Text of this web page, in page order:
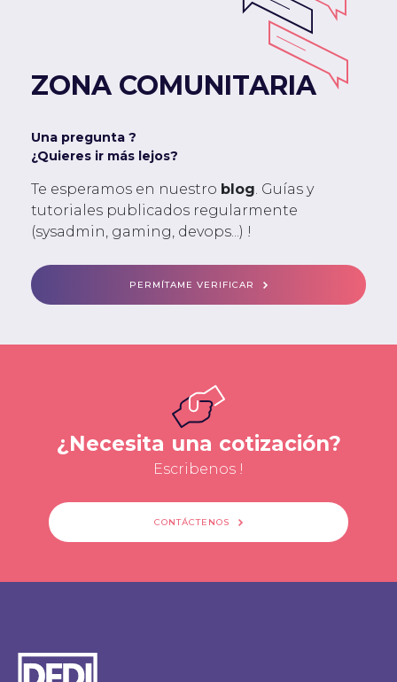
ZONA COMUNITARIA
Una pregunta ?
¿Quieres ir más lejos?
Te esperamos en nuestro blog. Guías y
tutoriales publicados regularmente
(sysadmin, gaming, devops...) !
PERMÍTAME VERIFICAR
¿Necesita una cotización?
Escribenos !
CONTÁCTENOS